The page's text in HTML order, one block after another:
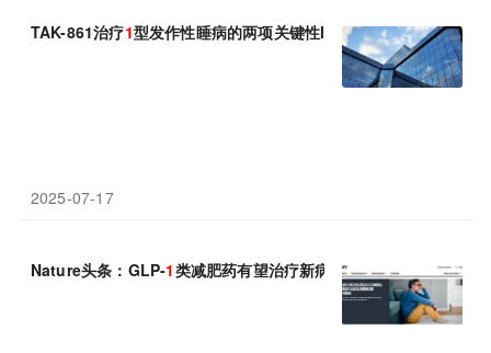
TAK-861治疗1型发作性睡病的两项关键性III期研究取得积极结果
2025-07-17
Nature头条：GLP-1类减肥药有望治疗新病症——偏头痛